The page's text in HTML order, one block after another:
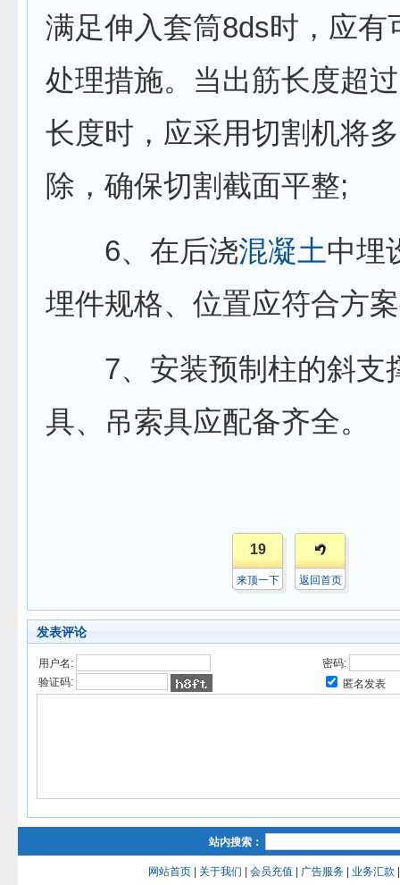
满足伸入套筒8ds时，应有
处理措施。当出筋长度超
长度时，应采用切割机将
除，确保切割截面平整;
6、在后浇混凝土中埋
埋件规格、位置应符合方
7、安装预制柱的斜支
具、吊索具应配备齐全。
19
来顶一下 返回首页
发表评论
用户名:
密码:
验证码:
匿名发表
站内搜索：
网站首页 关于我们 会员充值 广告服务 业务汇款